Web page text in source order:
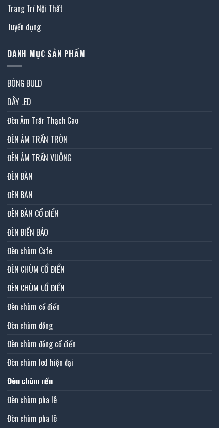
Trang Trí Nội Thất
Tuyển dụng
DANH MỤC SẢN PHẨM
BÓNG BULD
DÂY LED
Đèn Âm Trần Thạch Cao
ĐÈN ÂM TRẦN TRÒN
ĐÈN ÂM TRẦN VUÔNG
ĐÈN BÀN
ĐÈN BÀN
ĐÈN BÀN CỔ ĐIỂN
ĐÈN BIỂN BÁO
Đèn chùm Cafe
ĐÈN CHÙM CỔ ĐIỂN
ĐÈN CHÙM CỔ ĐIỂN
Đèn chùm cổ điển
Đèn chùm đồng
Đèn chùm đồng cổ điển
Đèn chùm led hiện đại
Đèn chùm nến
Đèn chùm pha lê
Đèn chùm pha lê